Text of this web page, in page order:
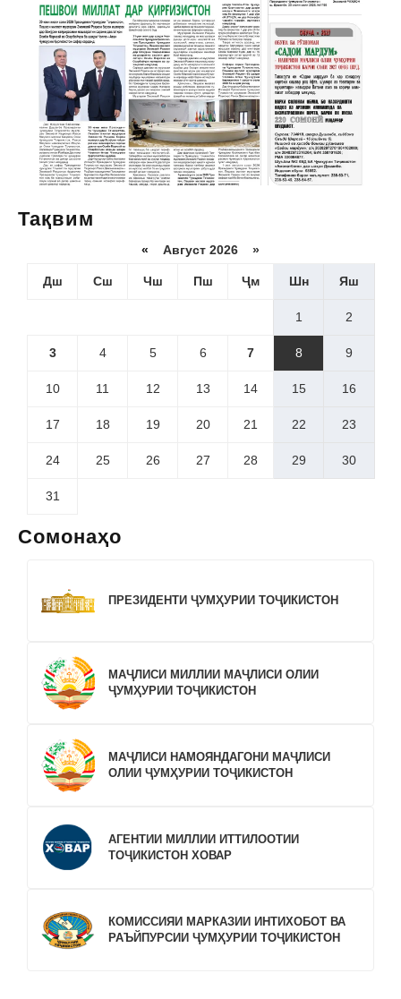
Тақвим
« Август 2026 »
Дш Сш Чш Пш Ҷм Шн Яш
1 2
3 4 5 6 7 8 9
10 11 12 13 14 15 16
17 18 19 20 21 22 23
24 25 26 27 28 29 30
31
Сомонаҳо
ПРЕЗИДЕНТИ ҶУМҲУРИИ ТОҶИКИСТОН
МАҶЛИСИ МИЛЛИИ МАҶЛИСИ ОЛИИ
ҶУМҲУРИИ ТОҶИКИСТОН
МАҶЛИСИ НАМОЯНДАГОНИ МАҶЛИСИ
ОЛИИ ҶУМҲУРИИ ТОҶИКИСТОН
АГЕНТИИ МИЛЛИИ ИТТИЛООТИИ
ТОҶИКИСТОН ХОВАР
КОМИССИЯИ МАРКАЗИИ ИНТИХОБОТ ВА
РАЪЙПУРСИИ ҶУМҲУРИИ ТОҶИКИСТОН